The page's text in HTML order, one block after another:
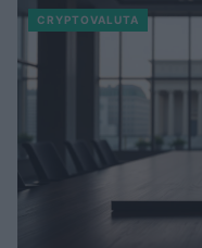
CRYPTOVALUTA